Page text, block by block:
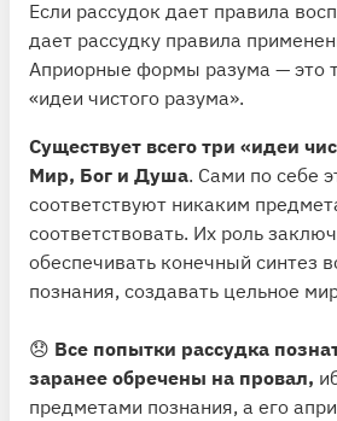
Если рассудок дает правила
дает рассудку правила
Априорные формы разума — это
«идеи чистого разума».
Существует всего три «идеи
Мир, Бог и Душа. Сами по себе
соответствуют никаким
соответствовать. Их роль
обеспечивать конечный синтез
познания, создавать цельное
😞 Все попытки рассудка
заранее обречены на провал,
предметами познания, а его